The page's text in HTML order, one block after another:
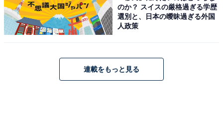
Pioneer カーナビ AVIC-RW522 楽ナビ 7インチ 200mmワ
イド HD IPS 無料地図更新 フルセグ Bluetooth HDMI カ
ロッツェリア
のか？ スイスの厳格過ぎる学歴
選別と、日本の曖昧過ぎる外国
人政策
連載をもっと見る